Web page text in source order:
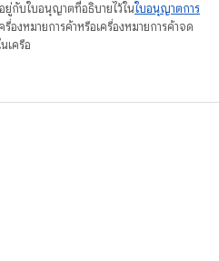
ยู่กับใบอนุญาตที่อธิบายไว้ในใบอนุญาตการ
องหมายการค้าหรือเครื่องหมายการค้าจด
เครือ